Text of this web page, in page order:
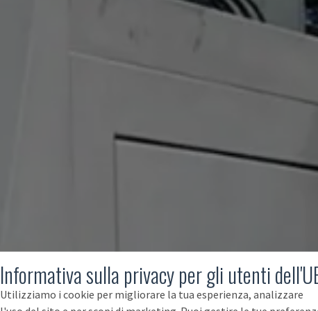
Informativa sulla privacy per gli utenti
Utilizziamo i cookie per migliorare la tua esperienza, analizzare